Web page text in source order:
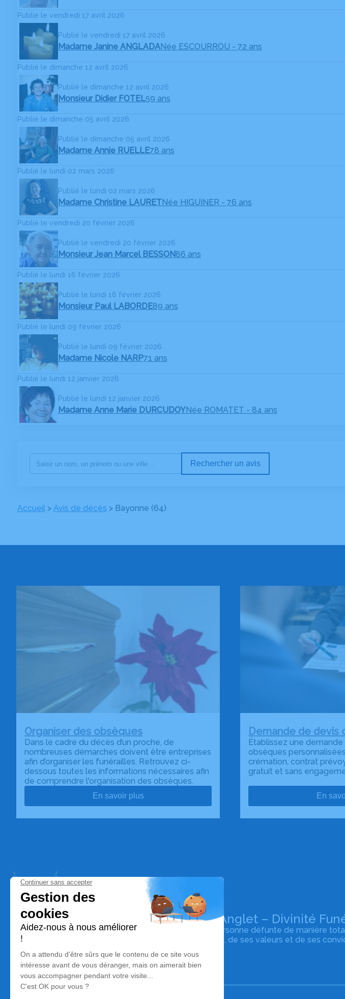
Publié le vendredi 17 avril 2026
Publié le vendredi 17 avril 2026
Madame Janine ANGLADANée ESCOURROU - 72 ans
Publié le dimanche 12 avril 2026
Publié le dimanche 12 avril 2026
Monsieur Didier FOTEL59 ans
Publié le dimanche 05 avril 2026
Publié le dimanche 05 avril 2026
Madame Annie RUELLE78 ans
Publié le lundi 02 mars 2026
Publié le lundi 02 mars 2026
Madame Christine LAURETNée HIGUINER - 76 ans
Publié le vendredi 20 février 2026
Publié le vendredi 20 février 2026
Monsieur Jean Marcel BESSON86 ans
Publié le lundi 16 février 2026
Publié le lundi 16 février 2026
Monsieur Paul LABORDE89 ans
Publié le lundi 09 février 2026
Publié le lundi 09 février 2026
Madame Nicole NARP71 ans
Publié le lundi 12 janvier 2026
Publié le lundi 12 janvier 2026
Madame Anne Marie DURCUDOYNée ROMATET - 84 ans
Rechercher un avis
Accueil> Avis de décès > Bayonne (64)
Organiser des obsèques
Dans le cadre du décès d’un proche, de
nombreuses démarches doivent être entreprises
afin d’organiser les funérailles. Retrouvez ci-
dessous toutes les informations nécessaires afin
de comprendre l'organisation des obsèques.
En savoir plus
Demande de devis
Établissez une
obsèques
crémation, contrat
gratuit et sans
En
Pompes funèbres indépendantes à Anglet – Divinité
Nos équipes vous aident à honorer la mémoire de la personne défunte de manière
perpétuer son souvenir dans le respect de ses volontés, de ses valeurs et de ses
avec dignité dans son dernier voyage.
Notre agence
Pompes Funèbres Divinité Funéraire
05 59 26 63 07